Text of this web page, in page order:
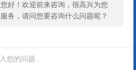
您好！欢迎前来咨询，很高兴为您
服务，请问您要咨询什么问题呢？
扫一扫关注我们